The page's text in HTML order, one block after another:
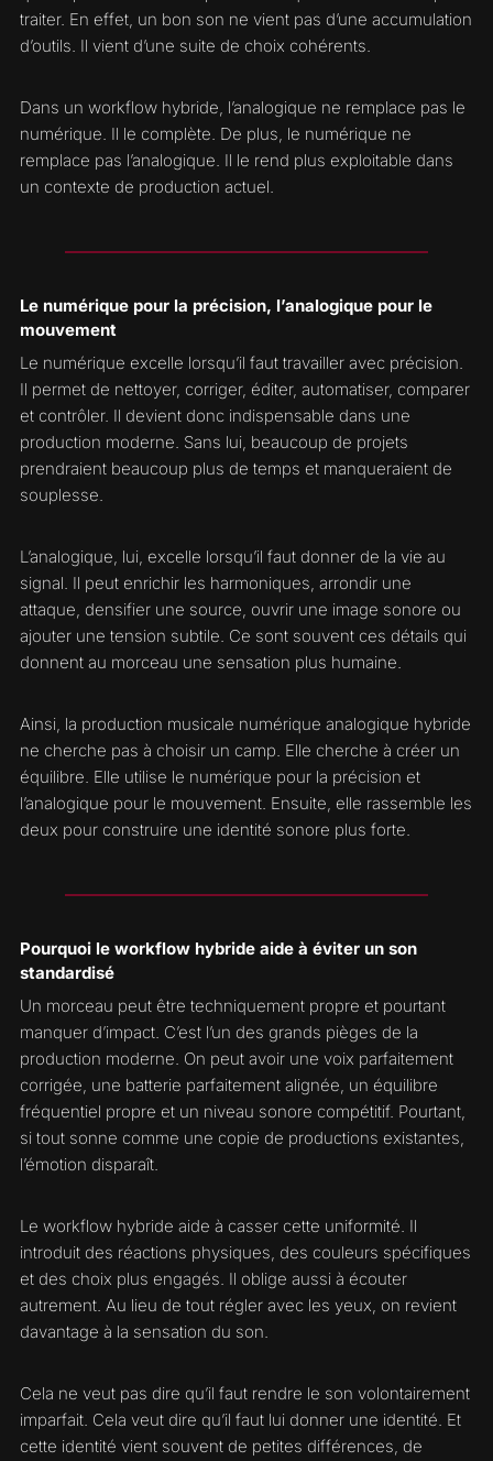
traiter. En effet, un bon son ne vient pas d’une accumulation
d’outils. Il vient d’une suite de choix cohérents.
Dans un workflow hybride, l’analogique ne remplace pas le
numérique. Il le complète. De plus, le numérique ne
remplace pas l’analogique. Il le rend plus exploitable dans
un contexte de production actuel.
Le numérique pour la précision, l’analogique pour le
mouvement
Le numérique excelle lorsqu’il faut travailler avec précision.
Il permet de nettoyer, corriger, éditer, automatiser, comparer
et contrôler. Il devient donc indispensable dans une
production moderne. Sans lui, beaucoup de projets
prendraient beaucoup plus de temps et manqueraient de
souplesse.
L’analogique, lui, excelle lorsqu’il faut donner de la vie au
signal. Il peut enrichir les harmoniques, arrondir une
attaque, densifier une source, ouvrir une image sonore ou
ajouter une tension subtile. Ce sont souvent ces détails qui
donnent au morceau une sensation plus humaine.
Ainsi, la production musicale numérique analogique hybride
ne cherche pas à choisir un camp. Elle cherche à créer un
équilibre. Elle utilise le numérique pour la précision et
l’analogique pour le mouvement. Ensuite, elle rassemble les
deux pour construire une identité sonore plus forte.
Pourquoi le workflow hybride aide à éviter un son
standardisé
Un morceau peut être techniquement propre et pourtant
manquer d’impact. C’est l’un des grands pièges de la
production moderne. On peut avoir une voix parfaitement
corrigée, une batterie parfaitement alignée, un équilibre
fréquentiel propre et un niveau sonore compétitif. Pourtant,
si tout sonne comme une copie de productions existantes,
l’émotion disparaît.
Le workflow hybride aide à casser cette uniformité. Il
introduit des réactions physiques, des couleurs spécifiques
et des choix plus engagés. Il oblige aussi à écouter
autrement. Au lieu de tout régler avec les yeux, on revient
davantage à la sensation du son.
Cela ne veut pas dire qu’il faut rendre le son volontairement
imparfait. Cela veut dire qu’il faut lui donner une identité. Et
cette identité vient souvent de petites différences, de